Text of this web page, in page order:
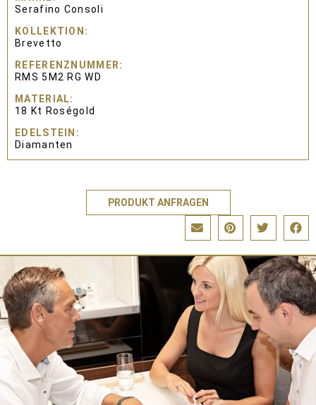
Serafino Consoli
KOLLEKTION
Brevetto
REFERENZNUMMER
RMS 5M2 RG WD
MATERIAL
18 Kt Roségold
EDELSTEIN
Diamanten
PRODUKT ANFRAGEN